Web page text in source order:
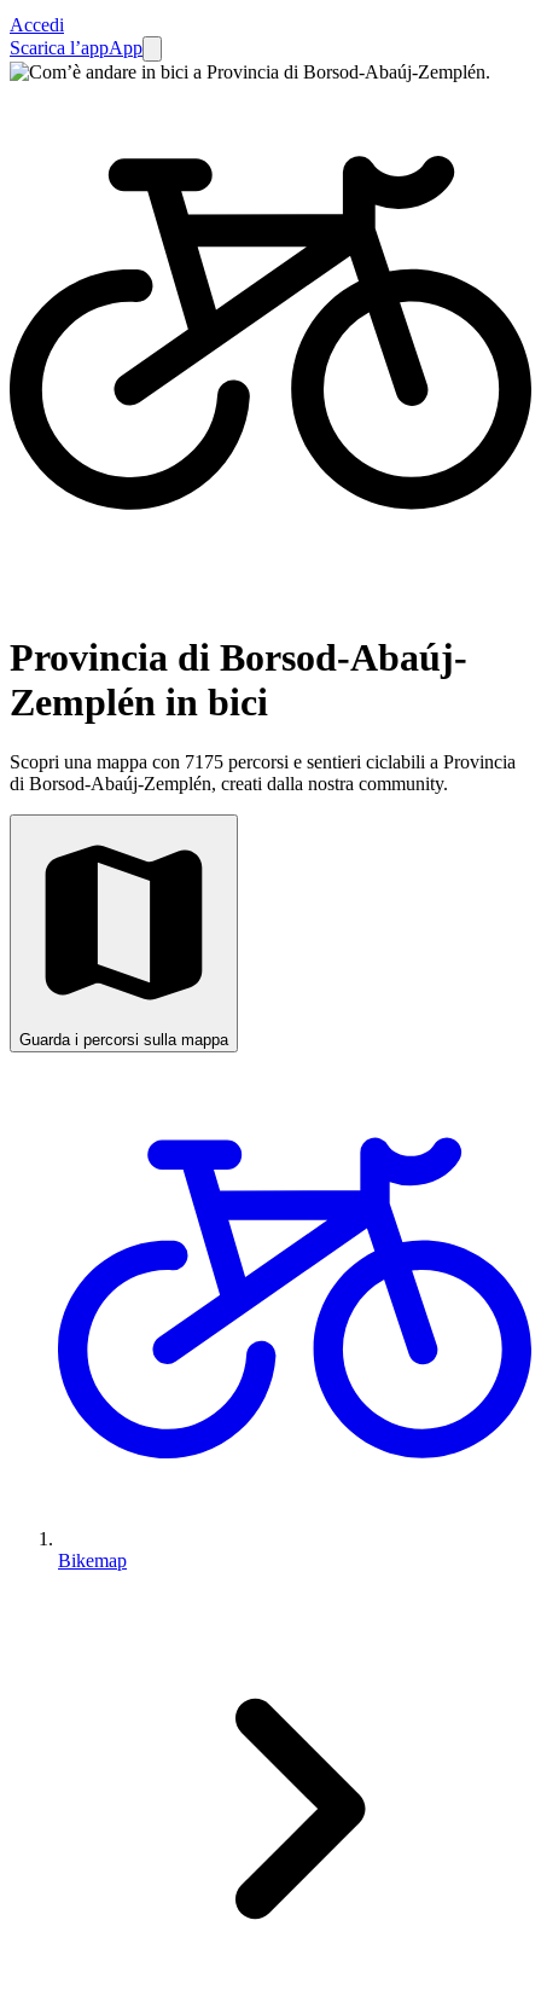
Accedi
Scarica l’appApp
Provincia di Borsod-Abaúj-
Zemplén in bici
Scopri una mappa con 7175 percorsi e sentieri ciclabili a Provincia
di Borsod-Abaúj-Zemplén, creati dalla nostra community.
Guarda i percorsi sulla mappa
Bikemap